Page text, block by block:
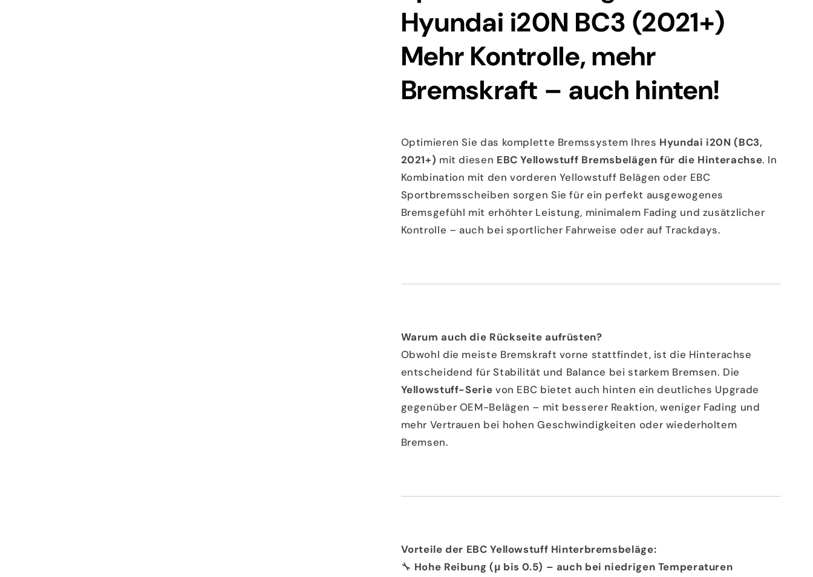
Hyundai i20N BC3 (2021+)
Mehr Kontrolle, mehr
Bremskraft – auch hinten!
Optimieren Sie das komplette Bremssystem Ihres Hyundai i20N (BC3,
2021+) mit diesen EBC Yellowstuff Bremsbelägen für die Hinterachse. In
Kombination mit den vorderen Yellowstuff Belägen oder EBC
Sportbremsscheiben sorgen Sie für ein perfekt ausgewogenes
Bremsgefühl mit erhöhter Leistung, minimalem Fading und zusätzlicher
Kontrolle – auch bei sportlicher Fahrweise oder auf Trackdays.
Warum auch die Rückseite aufrüsten?
Obwohl die meiste Bremskraft vorne stattfindet, ist die Hinterachse
entscheidend für Stabilität und Balance bei starkem Bremsen. Die
Yellowstuff-Serie von EBC bietet auch hinten ein deutliches Upgrade
gegenüber OEM-Belägen – mit besserer Reaktion, weniger Fading und
mehr Vertrauen bei hohen Geschwindigkeiten oder wiederholtem
Bremsen.
Vorteile der EBC Yellowstuff Hinterbremsbeläge:
🔧 Hohe Reibung (μ bis 0.5) – auch bei niedrigen Temperaturen